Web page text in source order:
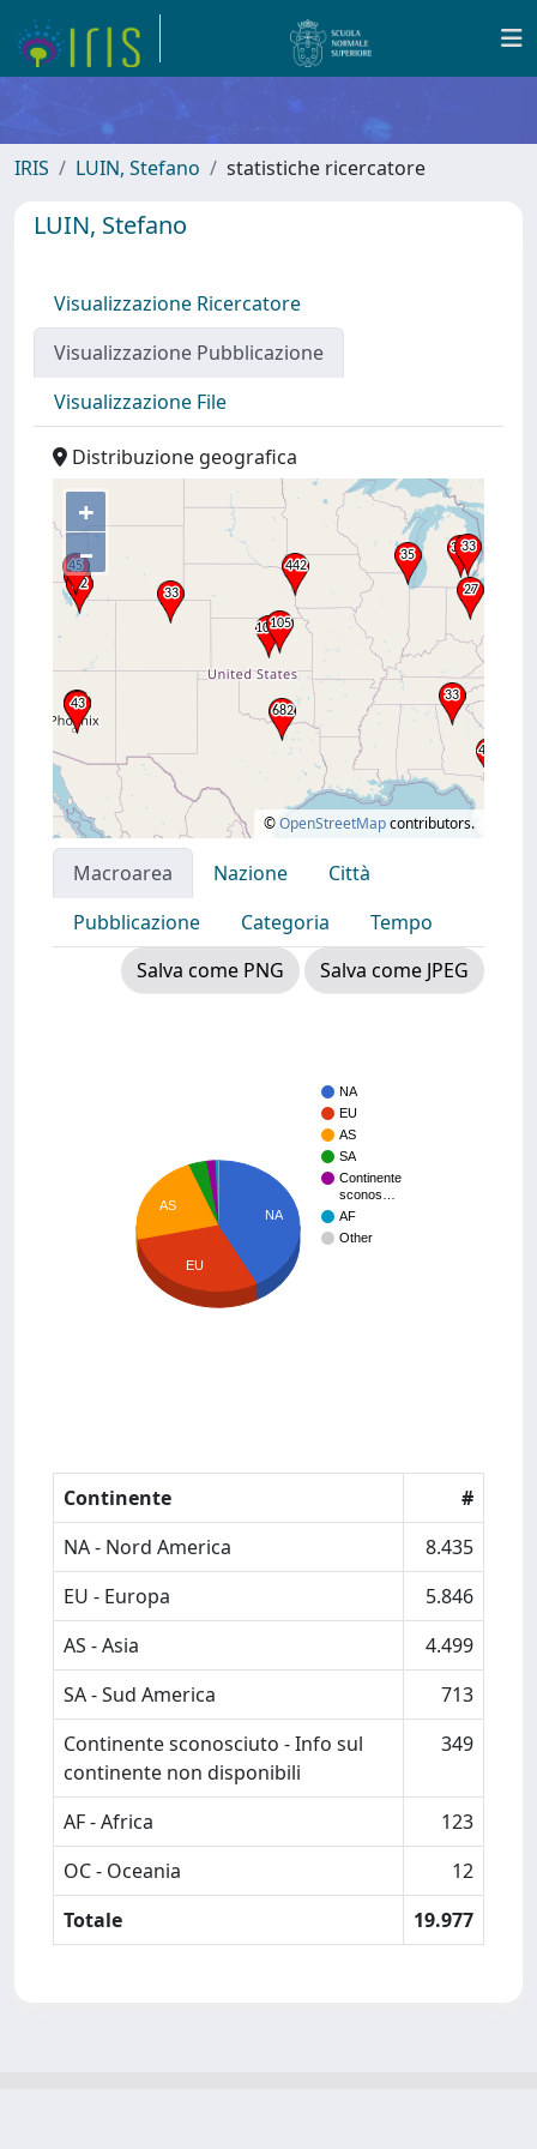
IRIS LUIN, Stefano statistiche ricercatore
LUIN, Stefano
Visualizzazione Ricercatore
Visualizzazione Pubblicazione
Visualizzazione File
Distribuzione geografica
+
–
©OpenStreetMapcontributors.
Macroarea Nazione
Città
Pubblicazione
Categoria
Tempo
Salva come PNG
Salva come JPEG
NA
EU
AS
SA
Continente
sconos…
AF
Other
NA
AS
EU
Continente
#
NA - Nord America
8.435
EU - Europa
5.846
AS - Asia
4.499
SA - Sud America
713
Continente sconosciuto - Info sul
continente non disponibili
349
AF - Africa
123
OC - Oceania
12
Totale
19.977